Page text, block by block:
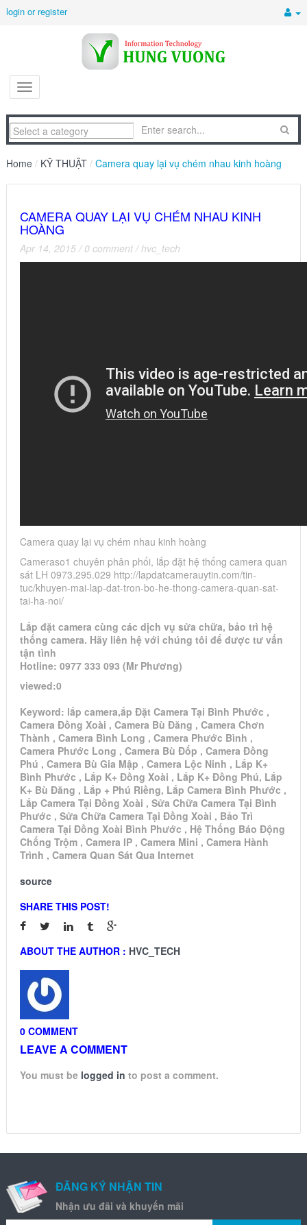
login or register
Home / KỸ THUẬT / Camera quay lại vụ chém nhau kinh hoàng
CAMERA QUAY LẠI VỤ CHÉM NHAU KINH
HOÀNG
Apr 14, 2015 / 0 comment /hvc_tech
Camera quay lại vụ chém nhau kinh hoàng
Cameraso1 chuyên phân phối, lắp đặt hệ thống camera quan
sát LH 0973.295.029 http://lapdatcamerauytin.com/tin-
tuc/khuyen-mai-lap-dat-tron-bo-he-thong-camera-quan-sat-
tai-ha-noi/
Lắp đặt camera cùng các dịch vụ sửa chữa, bảo trì hệ
thống camera. Hãy liên hệ với chúng tôi để được tư vấn
tận tình
Hotline: 0977 333 093 (Mr Phương)
viewed:0
Keyword: lắp camera,ắp Đặt Camera Tại Bình Phước ,
Camera Đồng Xoài , Camera Bù Đăng , Camera Chơn
Thành , Camera Bình Long , Camera Phước Bình ,
Camera Phước Long , Camera Bù Đốp , Camera Đồng
Phú , Camera Bù Gia Mập , Camera Lộc Ninh , Lắp K+
Bình Phước , Lắp K+ Đồng Xoài , Lắp K+ Đồng Phú, Lắp
K+ Bù Đăng , Lắp + Phú Riềng, Lắp Camera Bình Phước ,
Lắp Camera Tại Đồng Xoài , Sửa Chữa Camera Tại Bình
Phước , Sửa Chữa Camera Tại Đồng Xoài , Bảo Trì
Camera Tại Đồng Xoài Bình Phước , Hệ Thống Báo Động
Chống Trộm , Camera IP , Camera Mini , Camera Hành
Trình , Camera Quan Sát Qua Internet
source
SHARE THIS POST!
ABOUT THE AUTHOR : HVC_TECH
0 COMMENT
LEAVE A COMMENT
You must be logged in to post a comment.
ĐĂNG KÝ NHẬN TIN
Nhận ưu đãi và khuyến mãi